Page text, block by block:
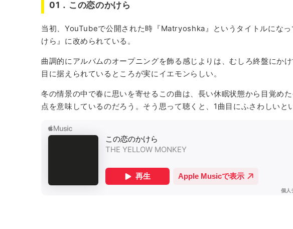
06．ロザーナ
07．Changes Far Away
08．砂の塔
09．Balloon Balloon
10．Horizon
11．Titta Titta
12．ALRIGHT
個々の楽曲の素晴らしさだけでなく、曲の並びも秀逸な名アル
01．この恋のかけら
当初、YouTubeで公開された時『Matryoshka』というタイトルにな
けら』に改められている。
曲調的にアルバムのオープニングを飾る感じよりは、むしろ終盤にか
目に据えられているところが実にイエモンらしい。
冬の情景の中で春に思いを寄せるこの曲は、長い休眠状態から目覚め
点を意味しているのだろう。そう思って聴くと、1曲目にふさわしいと